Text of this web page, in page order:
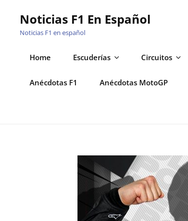
contenido
Noticias F1 En Español
Noticias F1 en español
Home Escuderías Circuitos
Anécdotas F1 Anécdotas MotoGP